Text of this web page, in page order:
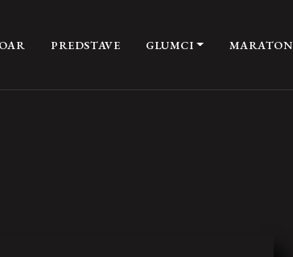
PREDSTAVE GLUMCI MARATON